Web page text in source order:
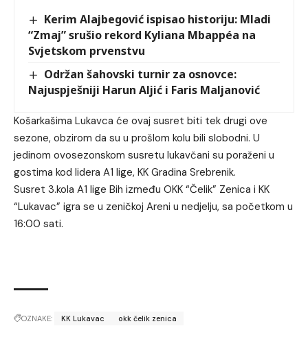
Kerim Alajbegović ispisao historiju: Mladi
“Zmaj” srušio rekord Kyliana Mbappéa na
Svjetskom prvenstvu
Održan šahovski turnir za osnovce:
Najuspješniji Harun Aljić i Faris Maljanović
Košarkašima Lukavca će ovaj susret biti tek drugi ove
sezone, obzirom da su u prošlom kolu bili slobodni. U
jedinom ovosezonskom susretu lukavčani su poraženi u
gostima kod lidera A1 lige, KK Gradina Srebrenik.
Susret 3.kola A1 lige Bih između OKK “Čelik” Zenica i KK
“Lukavac” igra se u zeničkoj Areni u nedjelju, sa početkom u
16:00 sati.
OZNAKE: KK Lukavac okk čelik zenica